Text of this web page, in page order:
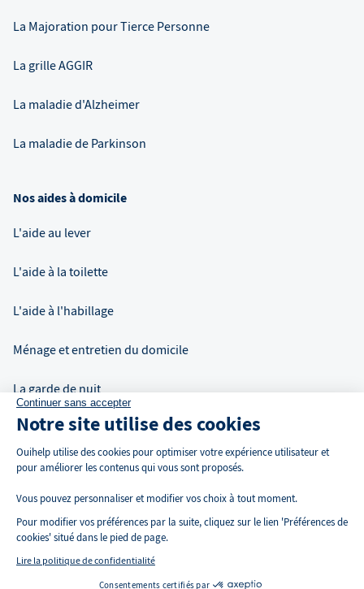
La Majoration pour Tierce Personne
La grille AGGIR
La maladie d'Alzheimer
La maladie de Parkinson
Nos aides à domicile
L'aide au lever
L'aide à la toilette
L'aide à l'habillage
Ménage et entretien du domicile
La garde de nuit
Auxiliaire de vie à domicile
Continuer sans accepter
Notre site utilise des cookies
Ouihelp utilise des cookies pour optimiser votre expérience utilisateur et
pour améliorer les contenus qui vous sont proposés.
Vous pouvez personnaliser et modifier vos choix à tout moment.
Pour modifier vos préférences par la suite, cliquez sur le lien 'Préférences de
cookies' situé dans le pied de page.
Lire la politique de confidentialité
Consentements certifiés par